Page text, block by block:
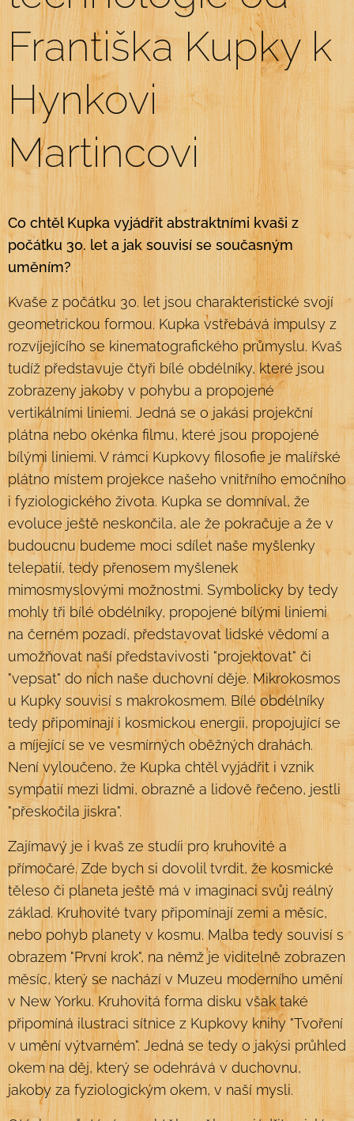
Františka Kupky k
Hynkovi
Martincovi
Co chtěl Kupka vyjádřit abstraktními kvaši z
počátku 30. let a jak souvisí se současným
uměním?
Kvaše z počátku 30. let jsou charakteristické svojí
geometrickou formou. Kupka vstřebává impulsy z
rozvíjejícího se kinematografického průmyslu. Kvaš
tudíž představuje čtyři bílé obdélníky, které jsou
zobrazeny jakoby v pohybu a propojené
vertikálními liniemi. Jedná se o jakási projekční
plátna nebo okénka filmu, které jsou propojené
bílými liniemi. V rámci Kupkovy filosofie je malířské
plátno místem projekce našeho vnitřního emočního
i fyziologického života. Kupka se domníval, že
evoluce ještě neskončila, ale že pokračuje a že v
budoucnu budeme moci sdílet naše myšlenky
telepatií, tedy přenosem myšlenek
mimosmyslovými možnostmi. Symbolicky by tedy
mohly tři bílé obdélníky, propojené bílými liniemi
na černém pozadí, představovat lidské vědomí a
umožňovat naší představivosti "projektovat" či
"vepsat" do nich naše duchovní děje. Mikrokosmos
u Kupky souvisí s makrokosmem. Bílé obdélníky
tedy připomínají i kosmickou energii, propojující se
a míjející se ve vesmírných oběžných drahách.
Není vyloučeno, že Kupka chtěl vyjádřit i vznik
sympatií mezi lidmi, obrazně a lidově řečeno, jestli
"přeskočila jiskra".
Zajímavý je i kvaš ze studíi pro kruhovité a
přímočaré. Zde bych si dovolil tvrdit, že kosmické
těleso či planeta ještě má v imaginaci svůj reálný
základ. Kruhovité tvary připomínají zemi a měsíc,
nebo pohyb planety v kosmu. Malba tedy souvisí s
obrazem "První krok", na němž je viditelně zobrazen
měsíc, který se nachází v Muzeu moderního umění
v New Yorku. Kruhovitá forma disku však také
připomíná ilustraci sítnice z Kupkovy knihy "Tvoření
v umění výtvarném". Jedná se tedy o jakýsi průhled
okem na děj, který se odehrává v duchovnu,
jakoby za fyziologickým okem, v naší mysli.